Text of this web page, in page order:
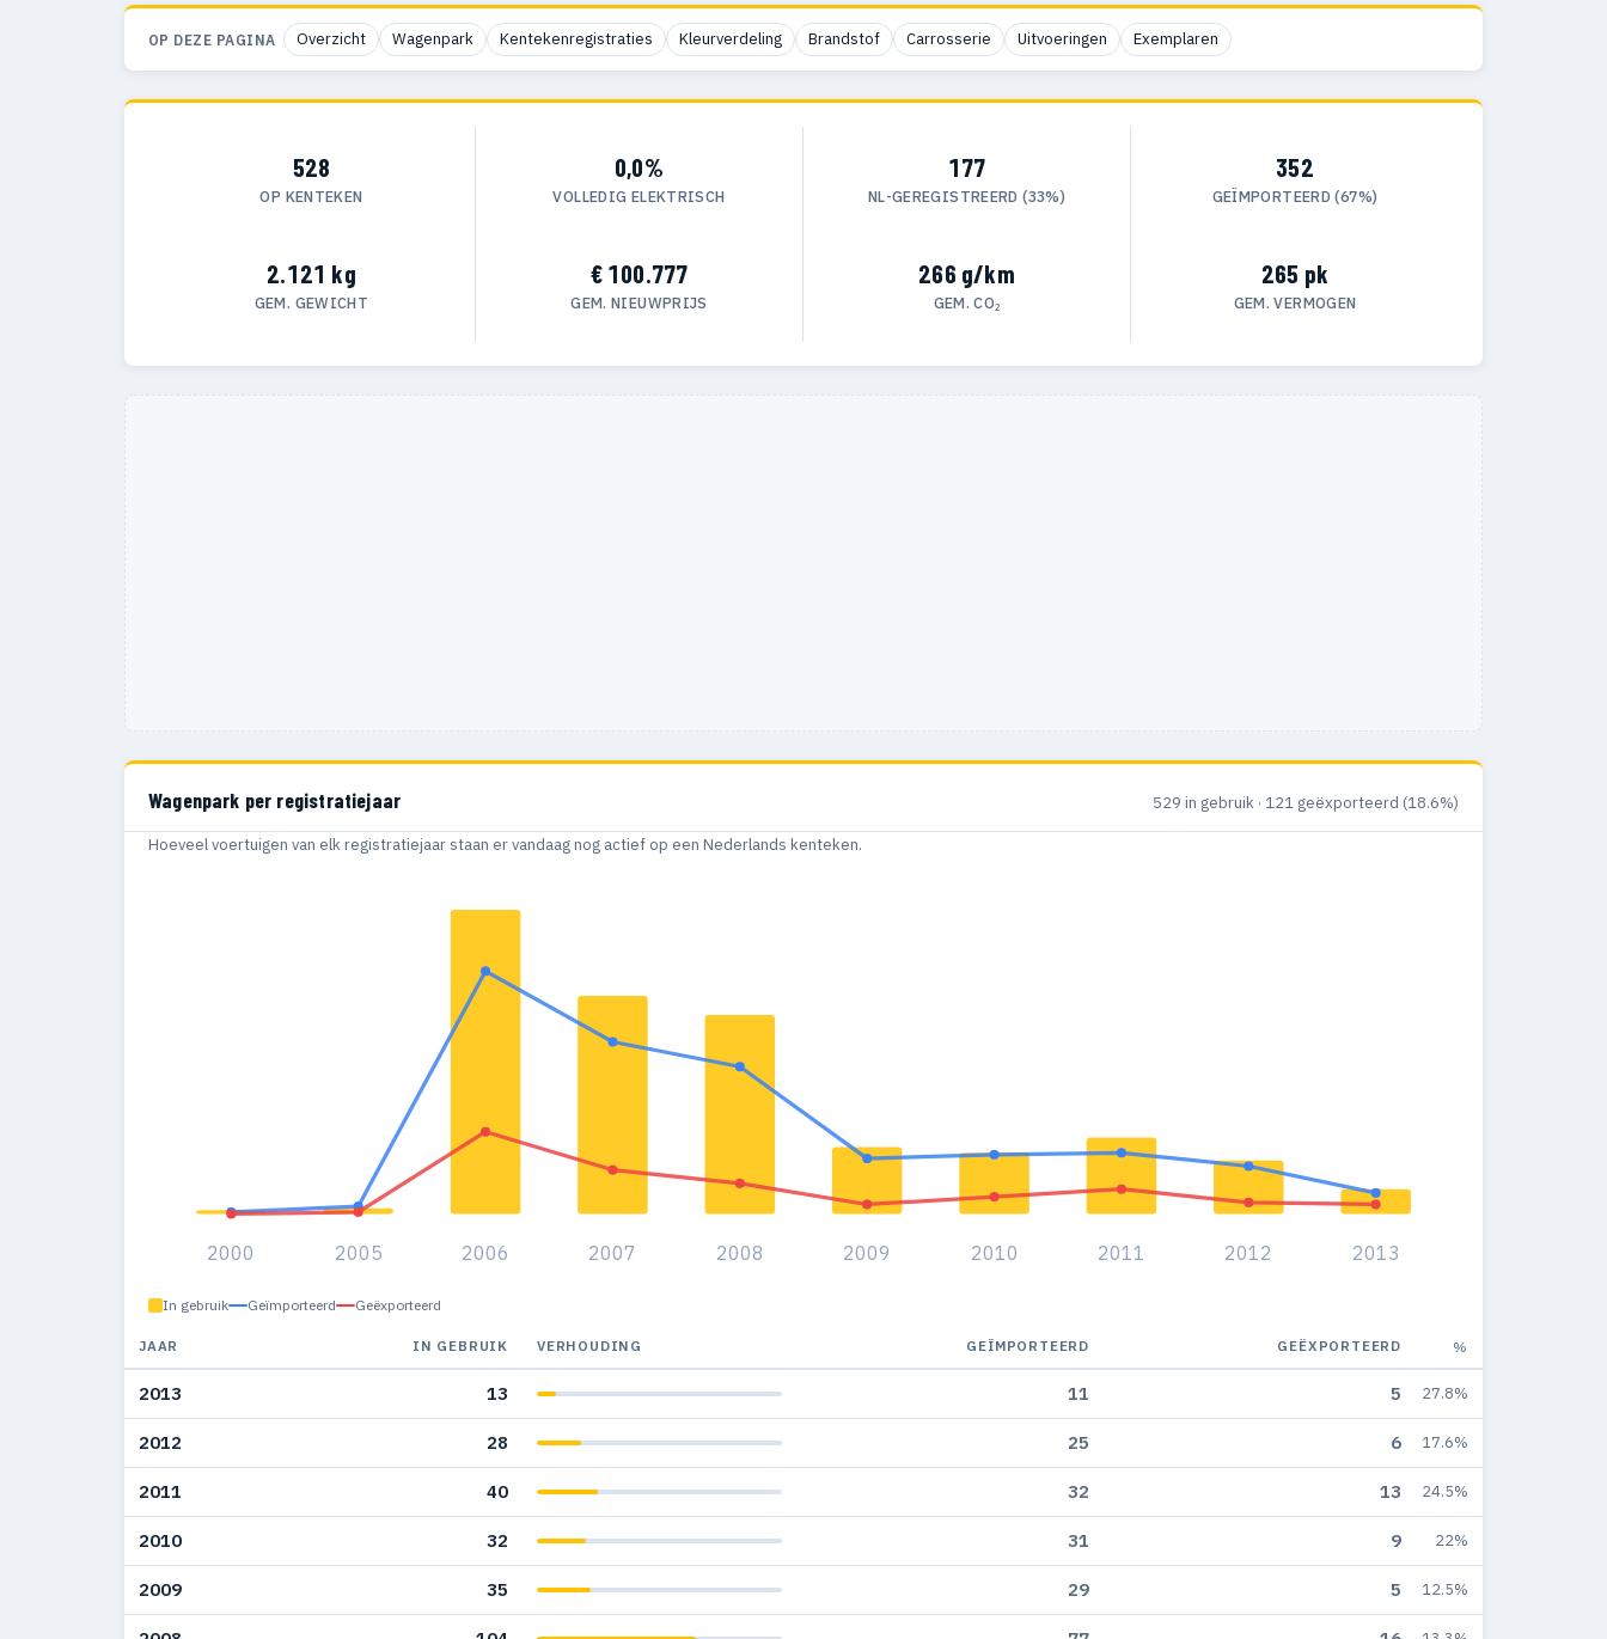
OP DEZE PAGINA Overzicht Wagenpark Kentekenregistraties Kleurverdeling Brandstof Carrosserie Uitvoeringen Exemplaren
528
OP KENTEKEN
0,0%
VOLLEDIG ELEKTRISCH
177
NL-GEREGISTREERD (33%)
352
GEÏMPORTEERD (67%)
2.121 kg
GEM. GEWICHT
€ 100.777
GEM. NIEUWPRIJS
266 g/km
GEM. CO₂
265 pk
GEM. VERMOGEN
Wagenpark per registratiejaar 529 in gebruik · 121 geëxporteerd (18.6%)
Hoeveel voertuigen van elk registratiejaar staan er vandaag nog actief op een Nederlands kenteken.
2000 2005 2006 2007 2008 2009 2010 2011 2012 2013
In gebruik Geïmporteerd Geëxporteerd
JAAR IN GEBRUIK VERHOUDING GEÏMPORTEERD GEËXPORTEERD %
2013 13 11 5 27.8%
2012 28 25 6 17.6%
2011 40 32 13 24.5%
2010 32 31 9 22%
2009 35 29 5 12.5%